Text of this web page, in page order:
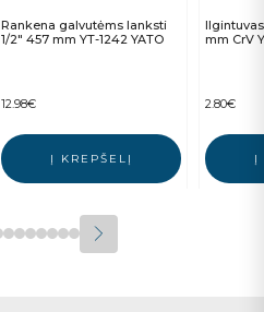
Rankena galvutėms lanksti
1/2″ 457 mm YT-1242 YATO
12.98€
Į KREPŠELĮ
mm CrV
2.80€
Į